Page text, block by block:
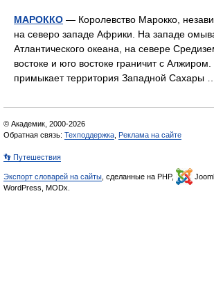
МАРОККО — Королевство Марокко,
на северо западе Африки. На западе
Атлантического океана, на севере
востоке и юго востоке граничит с
примыкает территория Западной Сахары
© Академик, 2000-2026
Обратная связь: Техподдержка Реклама на сайте
👣 Путешествия
Экспорт словарей на сайты , сделанные на PHP,
WordPress, MODx.